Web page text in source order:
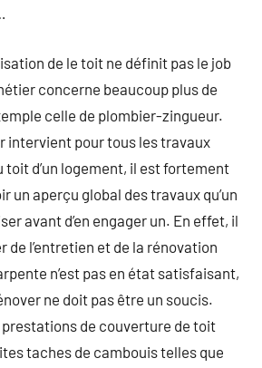
de le toit ne définit pas le job
concerne beaucoup plus de
celle de plombier-zingueur.
intervient pour tous les travaux
d’un logement, il est fortement
un aperçu global des travaux qu’un
avant d’en engager un. En effet, il
de l’entretien et de la rénovation
n’est pas en état satisfaisant,
ne doit pas être un soucis.
de couverture de toit
taches de cambouis telles que